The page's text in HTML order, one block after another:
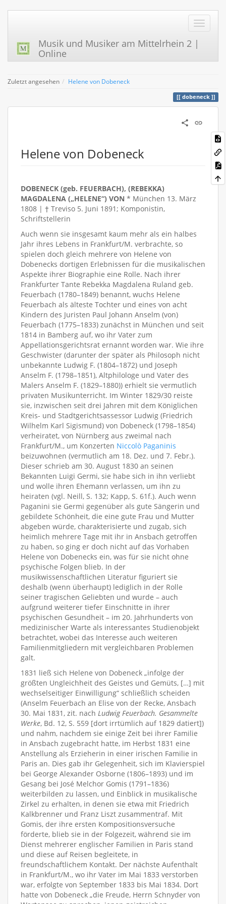
Musik und Musiker am Mittelrhein 2 |
Online
Zuletzt angesehen Helene von Dobeneck
dobeneck
Helene von Dobeneck
DOBENECK (geb. FEUERBACH), (REBEKKA)
MAGDALENA („HELENE“) VON * München 13. März
1808 | † Treviso 5. Juni 1891; Komponistin,
Schriftstellerin
Auch wenn sie insgesamt kaum mehr als ein halbes
Jahr ihres Lebens in Frankfurt/M. verbrachte, so
spielen doch gleich mehrere von Helene von
Dobenecks dortigen Erlebnissen für die musikalischen
Aspekte ihrer Biographie eine Rolle. Nach ihrer
Frankfurter Tante Rebekka Magdalena Ruland geb.
Feuerbach (1780–1849) benannt, wuchs Helene
Feuerbach als älteste Tochter und eines von acht
Kindern des Juristen Paul Johann Anselm (von)
Feuerbach (1775–1833) zunächst in München und seit
1814 in Bamberg auf, wo ihr Vater zum
Appellationsgerichtsrat ernannt worden war. Wie ihre
Geschwister (darunter der später als Philosoph nicht
unbekannte Ludwig F. (1804–1872) und Joseph
Anselm F. (1798–1851), Altphilologe und Vater des
Malers Anselm F. (1829–1880)) erhielt sie vermutlich
privaten Musikunterricht. Im Winter 1829/30 reiste
sie, inzwischen seit drei Jahren mit dem Königlichen
Kreis- und Stadtgerichtsassessor Ludwig (Friedrich
Wilhelm Karl Sigismund) von Dobeneck (1798–1854)
verheiratet, von Nürnberg aus zweimal nach
Frankfurt/M., um Konzerten Niccolò Paganinis
beizuwohnen (vermutlich am 18. Dez. und 7. Febr.).
Dieser schrieb am 30. August 1830 an seinen
Bekannten Luigi Germi, sie habe sich in ihn verliebt
und wolle ihren Ehemann verlassen, um ihn zu
heiraten (vgl. Neill, S. 132; Kapp, S. 61f.). Auch wenn
Paganini sie Germi gegenüber als gute Sängerin und
gebildete Schönheit, die eine gute Frau und Mutter
abgeben würde, charakterisierte und zugab, sich
heimlich mehrere Tage mit ihr in Ansbach getroffen
zu haben, so ging er doch nicht auf das Vorhaben
Helene von Dobenecks ein, was für sie nicht ohne
psychische Folgen blieb. In der
musikwissenschaftlichen Literatur figuriert sie
deshalb (wenn überhaupt) lediglich in der Rolle
seiner tragischen Geliebten und wurde – auch
aufgrund weiterer tiefer Einschnitte in ihrer
psychischen Gesundheit – im 20. Jahrhunderts von
medizinischer Warte als interessantes Studienobjekt
betrachtet, wobei das Interesse auch weiteren
Familienmitgliedern mit vergleichbaren Problemen
galt.
1831 ließ sich Helene von Dobeneck „infolge der
größten Ungleichheit des Geistes und Gemüts, […] mit
wechselseitiger Einwilligung“ schließlich scheiden
(Anselm Feuerbach an Elise von der Recke, Ansbach
30. Mai 1831, zit. nach Ludwig Feuerbach. Gesammelte
Werke, Bd. 12, S. 559 [dort irrtümlich auf 1829 datiert])
und nahm, nachdem sie einige Zeit bei ihrer Familie
in Ansbach zugebracht hatte, im Herbst 1831 eine
Anstellung als Erzieherin in einer irischen Familie in
Paris an. Dies gab ihr Gelegenheit, sich im Klavierspiel
bei George Alexander Osborne (1806–1893) und im
Gesang bei José Melchor Gomis (1791–1836)
weiterbilden zu lassen, und Einblick in musikalische
Zirkel zu erhalten, in denen sie etwa mit Friedrich
Kalkbrenner und Franz Liszt zusammentraf. Mit
Gomis, der ihre ersten Kompositionsversuche
förderte, blieb sie in der Folgezeit, während sie im
Dienst mehrerer englischer Familien in Paris stand
und diese auf Reisen begleitete, in
freundschaftlichem Kontakt. Der nächste Aufenthalt
in Frankfurt/M., wo ihr Vater im Mai 1833 verstorben
war, erfolgte von September 1833 bis Mai 1834. Dort
hatte von Dobeneck „die Freude, Herrn Schnyder von